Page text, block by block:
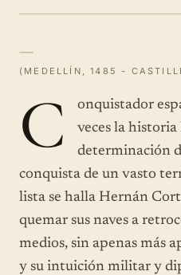
—
(MEDELLÍN, 1485 -
C
onquistador
veces la
determinación
conquista de un vasto
lista se halla Hernán
quemar sus naves a
medios, sin apenas más
y su intuición militar y